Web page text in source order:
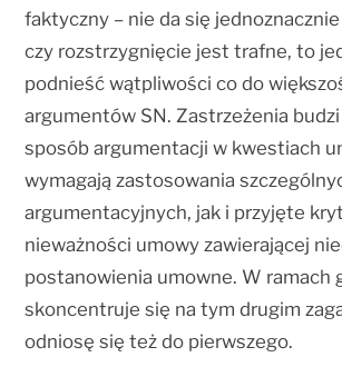
faktyczny – nie da się
czy rozstrzygnięcie jest trafne, to
podnieść wątpliwości co do
argumentów SN. Zastrzeżenia
sposób argumentacji w kwestiach
wymagają zastosowania
argumentacyjnych, jak i przyjęte
nieważności umowy zawierającej
postanowienia umowne. W ramach
skoncentruje się na tym drugim
odniosę się też do pierwszego.